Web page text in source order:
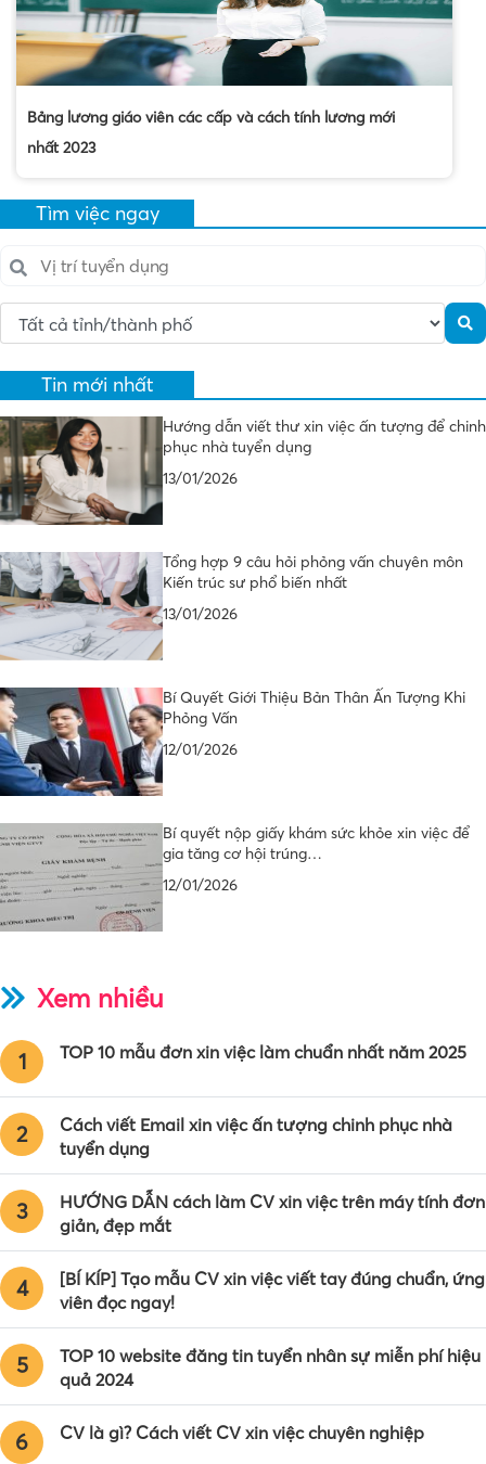
Bảng lương giáo viên các cấp và cách tính lương mới
nhất 2023
Tìm việc ngay
Tin mới nhất
Hướng dẫn viết thư xin việc ấn tượng để chinh
phục nhà tuyển dụng
13/01/2026
Tổng hợp 9 câu hỏi phỏng vấn chuyên môn
Kiến trúc sư phổ biến nhất
13/01/2026
Bí Quyết Giới Thiệu Bản Thân Ấn Tượng Khi
Phỏng Vấn
12/01/2026
Bí quyết nộp giấy khám sức khỏe xin việc để
gia tăng cơ hội trúng…
12/01/2026
Xem nhiều
1 TOP 10 mẫu đơn xin việc làm chuẩn nhất năm 2025
2
Cách viết Email xin việc ấn tượng chinh phục nhà
tuyển dụng
3
HƯỚNG DẪN cách làm CV xin việc trên máy tính đơn
giản, đẹp mắt
4
[BÍ KÍP] Tạo mẫu CV xin việc viết tay đúng chuẩn, ứng
viên đọc ngay!
5
TOP 10 website đăng tin tuyển nhân sự miễn phí hiệu
quả 2024
6 CV là gì? Cách viết CV xin việc chuyên nghiệp